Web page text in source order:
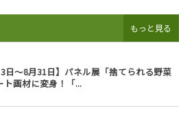
3日～8月31日】パネル展「捨てられる野菜
ト画材に変身！「...
もっと見る